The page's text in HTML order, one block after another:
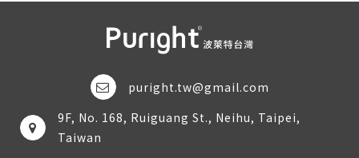
puright.tw@gmail.com
9F, No. 168, Ruiguang St., Neihu, Taipei,
Taiwan